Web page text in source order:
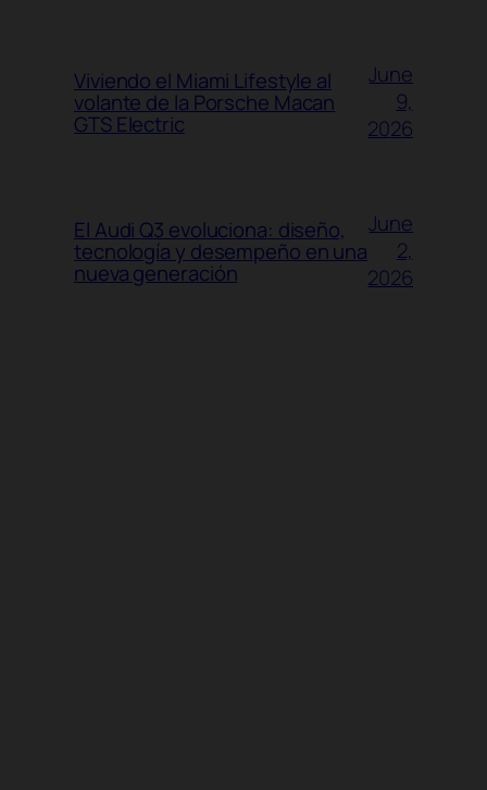
Viviendo el Miami Lifestyle al
volante de la Porsche Macan
GTS Electric
June
9,
2026
El Audi Q3 evoluciona: diseño,
tecnología y desempeño en una
nueva generación
June
2,
2026